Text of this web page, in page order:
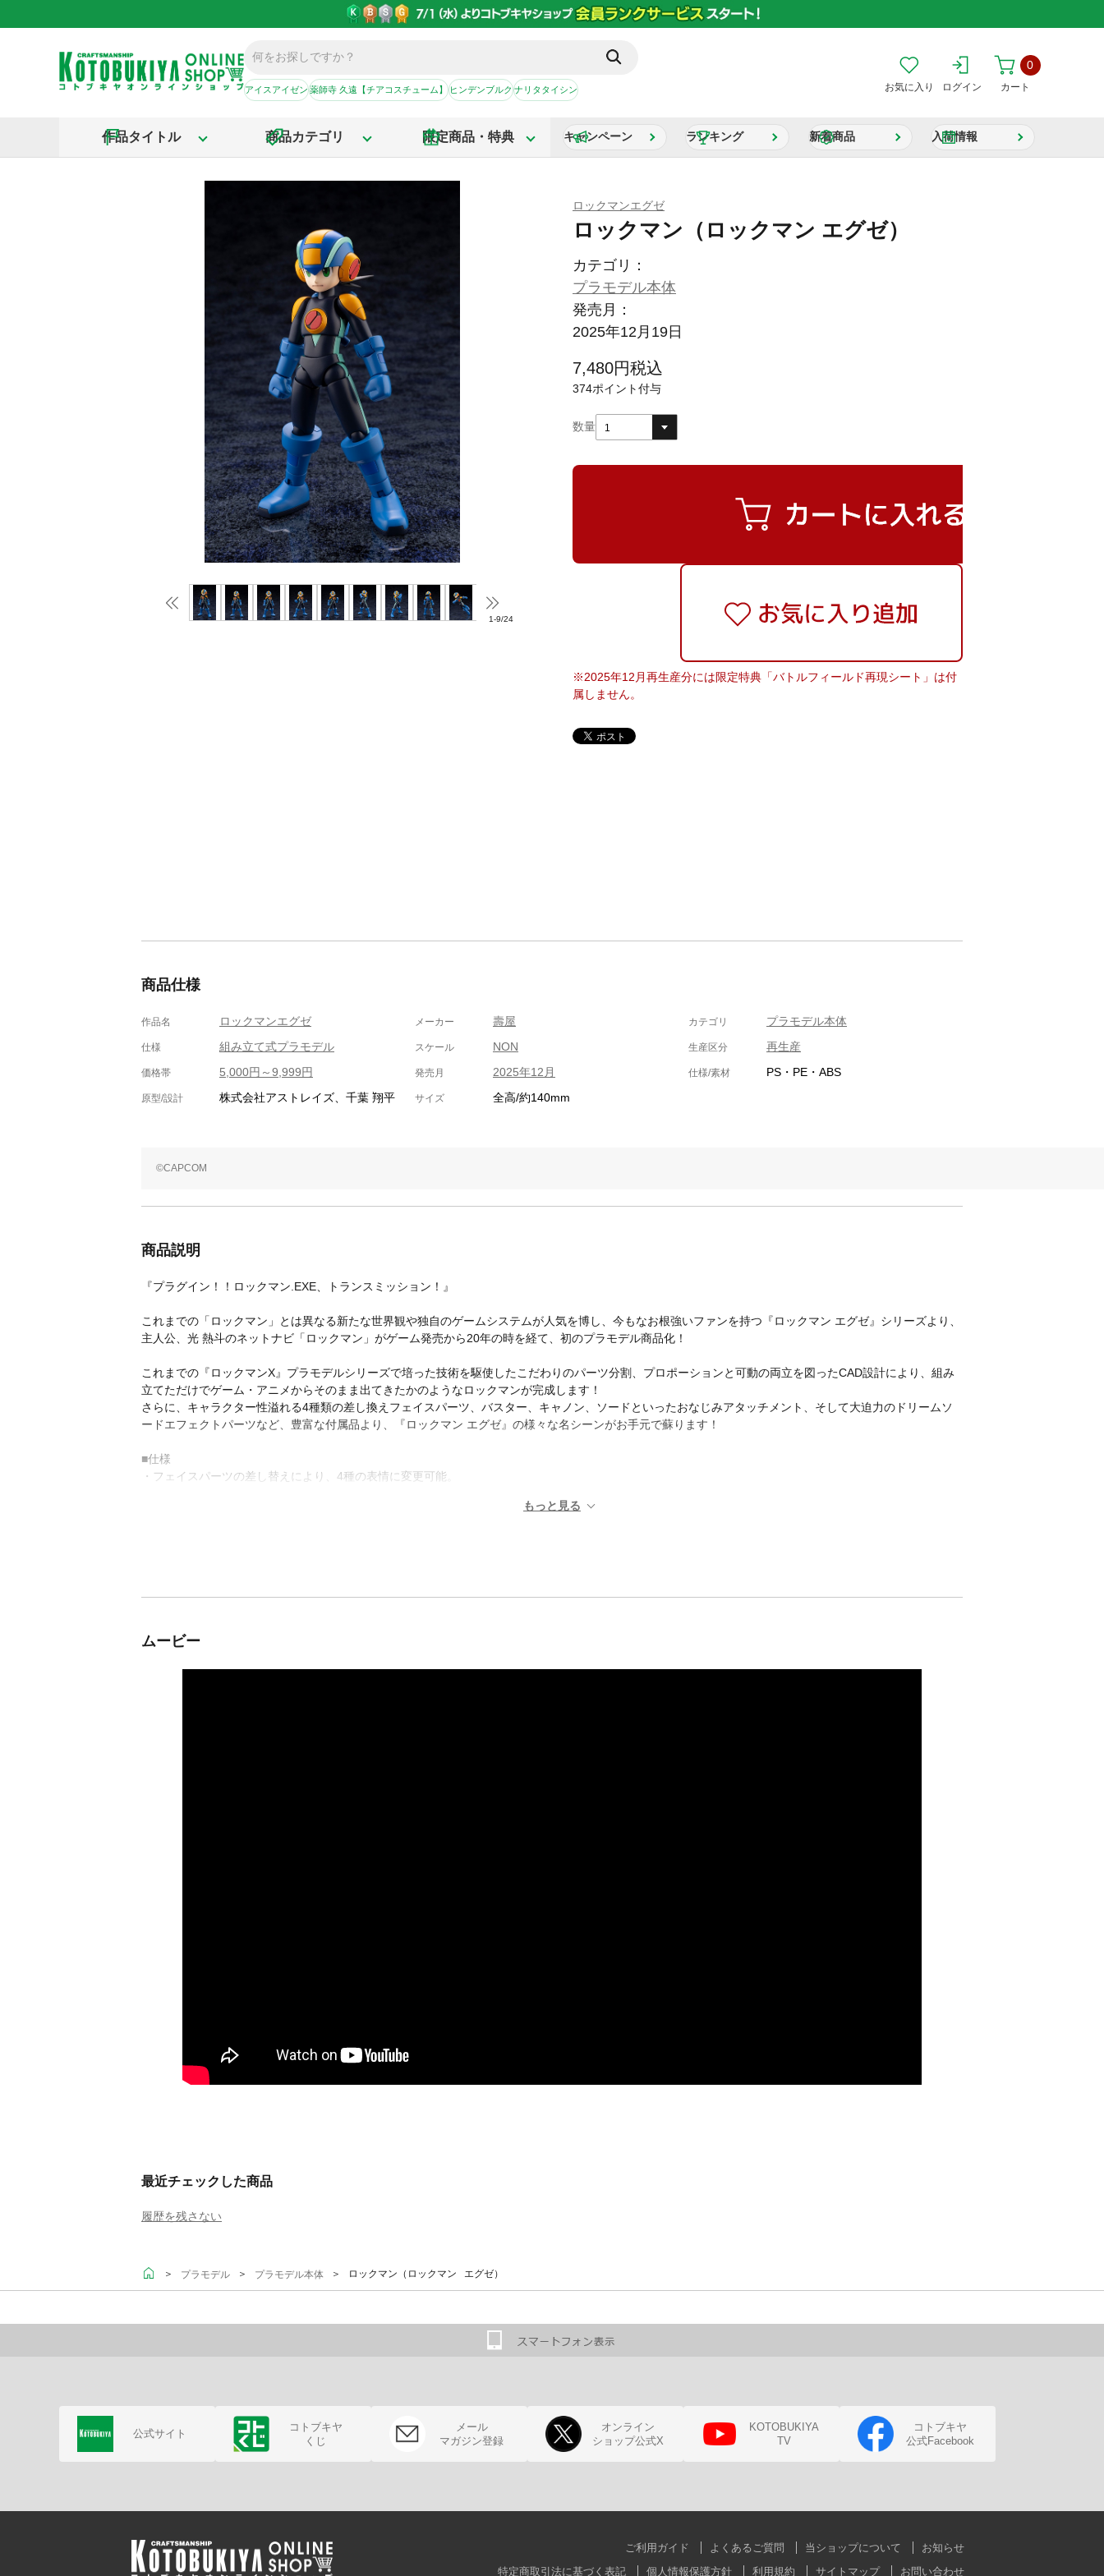
アイスアイゼン薬師寺 久遠【チアコスチューム】ヒンデンブルクナリタタイシン お気に入り ログイン カート
0
作品タイトル 商品カテゴリ 限定商品・特典 キャンペーン ランキング 新着商品 入荷情報
1-9/24
ロックマンエグゼ
ロックマン（ロックマン エグゼ）
カテゴリ：
プラモデル本体
発売月：
2025年12月19日
7,480円税込
374ポイント付与
数量 1
※2025年12月再生産分には限定特典「バトルフィールド再現シート」は付
属しません。
商品仕様
作品名 ロックマンエグゼ メーカー 壽屋 カテゴリ プラモデル本体
仕様 組み立て式プラモデル スケール NON 生産区分 再生産
価格帯 5,000円～9,999円 発売月 2025年12月 仕様/素材 PS・PE・ABS
原型/設計 株式会社アストレイズ、千葉 翔平 サイズ 全高/約140mm
©CAPCOM
商品説明
『プラグイン！！ロックマン.EXE、トランスミッション！』
これまでの「ロックマン」とは異なる新たな世界観や独自のゲームシステムが人気を博し、今もなお根強いファンを持つ『ロックマン エグゼ』シリーズより、
主人公、光 熱斗のネットナビ「ロックマン」がゲーム発売から20年の時を経て、初のプラモデル商品化！
これまでの『ロックマンX』プラモデルシリーズで培った技術を駆使したこだわりのパーツ分割、プロポーションと可動の両立を図ったCAD設計により、組み
立てただけでゲーム・アニメからそのまま出てきたかのようなロックマンが完成します！
さらに、キャラクター性溢れる4種類の差し換えフェイスパーツ、バスター、キャノン、ソードといったおなじみアタッチメント、そして大迫力のドリームソ
ードエフェクトパーツなど、豊富な付属品より、『ロックマン エグゼ』の様々な名シーンがお手元で蘇ります！
■仕様
・フェイスパーツの差し替えにより、4種の表情に変更可能。
ムービー
最近チェックした商品
履歴を残さない
＞ プラモデル ＞ プラモデル本体 ＞ ロックマン（ロックマン エグゼ）
公式サイト
コトブキヤ
くじ
メール
マガジン登録
オンライン
ショップ公式X
KOTOBUKIYA
TV
コトブキヤ
公式Facebook
ご利用ガイド よくあるご質問 当ショップについて
お知らせ
特定商取引法に基づく表記
個人情報保護方針 利用規約 サイトマップ お問い合わせ